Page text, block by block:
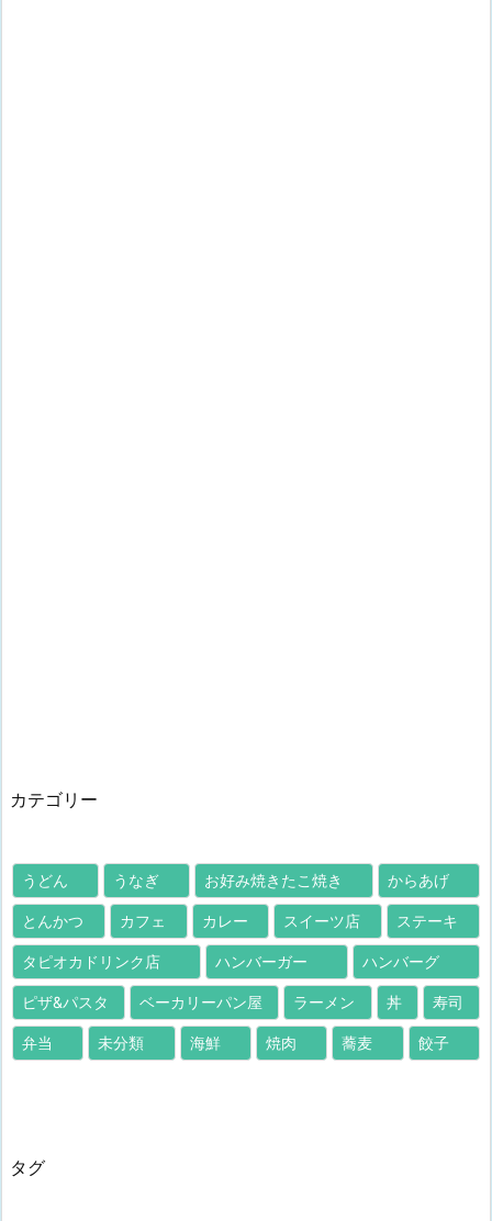
カテゴリー
うどん うなぎ お好み焼きたこ焼き からあげ
とんかつ カフェ カレー スイーツ店 ステーキ
タピオカドリンク店 ハンバーガー ハンバーグ
ピザ&パスタ ベーカリーパン屋 ラーメン 丼 寿司
弁当 未分類 海鮮 焼肉 蕎麦 餃子
タグ